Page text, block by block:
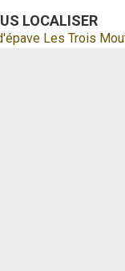
LOCALISER
Les Trois